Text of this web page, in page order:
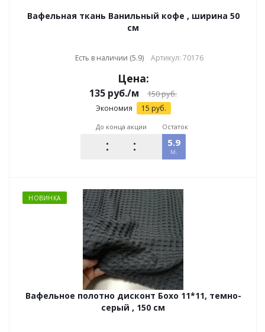
Вафельная ткань Ванильный кофе , ширина 50
см
Есть в наличии (5.9) Артикул: 70176
Цена:
135 руб./м 150руб.
Экономия 15 руб.
До конца акции Остаток
5.9
м.
НОВИНКА
Вафельное полотно дисконт Бохо 11*11, темно-
серый , 150 см